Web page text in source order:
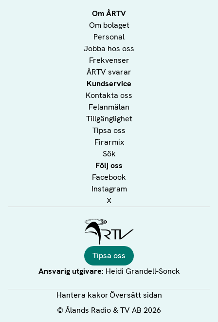
Om ÅRTV
Om bolaget
Personal
Jobba hos oss
Frekvenser
ÅRTV svarar
Kundservice
Kontakta oss
Felanmälan
Tillgänglighet
Tipsa oss
Firarmix
Sök
Följ oss
Facebook
Instagram
X
Tipsa oss
Ansvarig utgivare: Heidi Grandell-Sonck
Hantera kakorÖversätt sidan
©Ålands Radio & TV AB 2026